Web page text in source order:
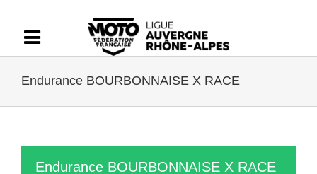
contenu
Endurance BOURBONNAISE X RACE
Endurance BOURBONNAISE X RACE